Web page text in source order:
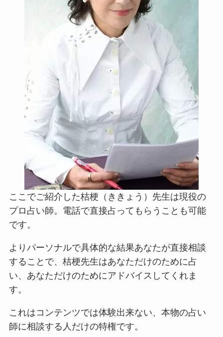
ここでご紹介した桔梗（ききょう）先生は現役の
プロ占い師。電話で直接占ってもらうことも可能
です。
よりパーソナルで具体的な結果あなたが直接相談
することで、桔梗先生はあなただけのために占
い、あなただけのためにアドバイスしてくれま
す。
これはコンテンツでは体験出来ない、本物の占い
師に相談する人だけの特権です。